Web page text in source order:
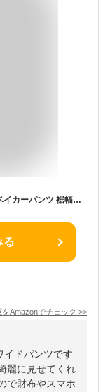
[キャプテン・ケイ] CK-006 コットン ツイル ベイカーパンツ 裾幅広 ワイドパンツ 3カラー M～4L レディース ボトムス パンツ ブラック 3L
る
をAmazonでチェック >>
イドパンツです
麗に見せてくれ
で財布やスマホ